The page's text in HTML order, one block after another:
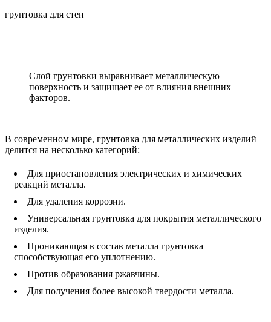
грунтовка для стен
Слой грунтовки выравнивает металлическую
поверхность и защищает ее от влияния внешних
факторов.
В современном мире, грунтовка для металлических изделий
делится на несколько категорий:
Для приостановления электрических и химических
реакций металла.
Для удаления коррозии.
Универсальная грунтовка для покрытия металлического
изделия.
Проникающая в состав металла грунтовка
способствующая его уплотнению.
Против образования ржавчины.
Для получения более высокой твердости металла.